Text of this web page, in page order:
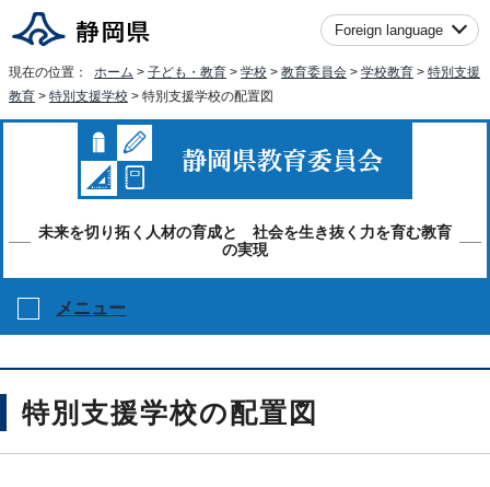
Foreign language
現在の位置： ホーム > 子ども・教育 > 学校 > 教育委員会 > 学校教育 > 特別支援
教育 > 特別支援学校 > 特別支援学校の配置図
未来を切り拓く人材の育成と 社会を生き抜く力を育む教育
の実現
メニュー
特別支援学校の配置図